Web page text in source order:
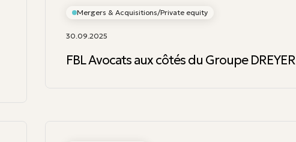
Mergers & Acquisitions/Private equity
30.09.2025
FBL Avocats aux côtés du Groupe DREYER